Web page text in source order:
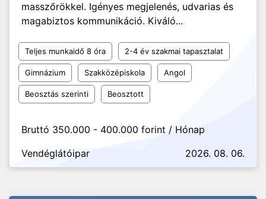
masszőrökkel. Igényes megjelenés, udvarias és
magabiztos kommunikáció. Kiváló...
Teljes munkaidő 8 óra 2-4 év szakmai tapasztalat
Gimnázium Szakközépiskola Angol
Beosztás szerinti Beosztott
Bruttó 350.000 - 400.000 forint / Hónap
Vendéglátóipar
2026. 08. 06.